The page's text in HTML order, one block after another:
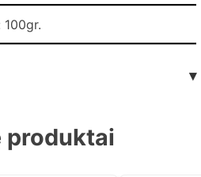
▾
produktai